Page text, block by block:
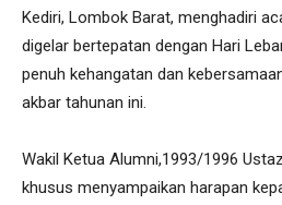
Kediri, Lombok Barat, menghadiri
digelar bertepatan dengan Hari
penuh kehangatan dan
akbar tahunan ini.
Wakil Ketua Alumni,1993/1996
khusus menyampaikan harapan